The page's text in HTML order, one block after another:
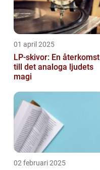
01 april 2025
LP-skivor: En återkomst
till det analoga ljudets
magi
02 februari 2025